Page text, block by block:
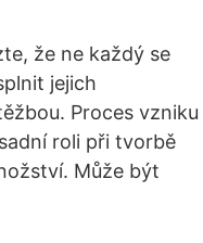
že ne každý se
jejich
Proces vzniku
roli při tvorbě
Může být